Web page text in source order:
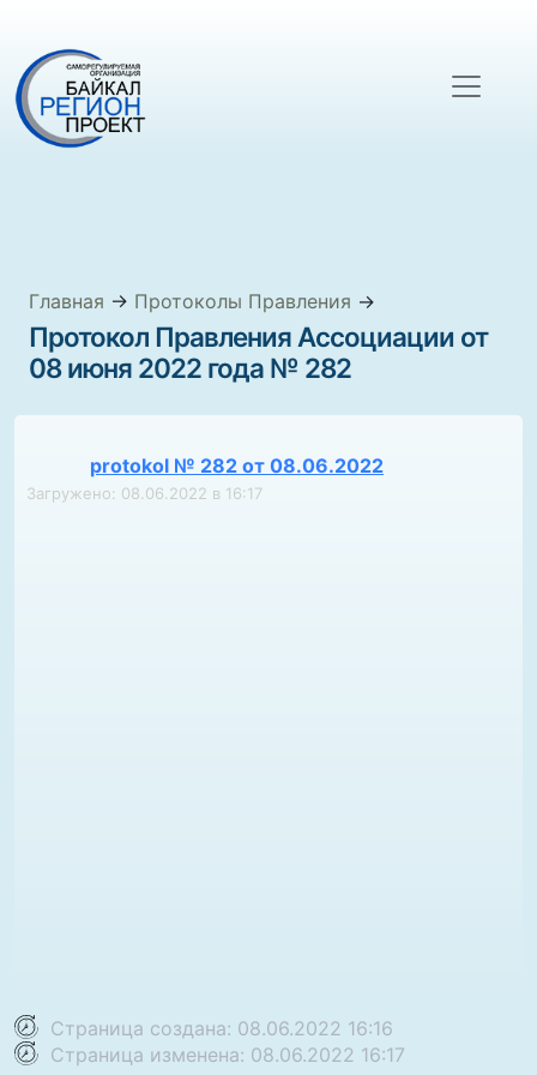
Главная → Протоколы Правления →
Протокол Правления Ассоциации от
08 июня 2022 года № 282
protokol № 282 от 08.06.2022
Загружено: 08.06.2022 в 16:17
Страница создана: 08.06.2022 16:16
Страница изменена: 08.06.2022 16:17